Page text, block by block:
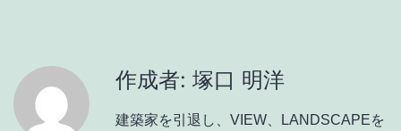
作成者: 塚口 明洋
建築家を引退し、VIEW、LANDSCAPEを